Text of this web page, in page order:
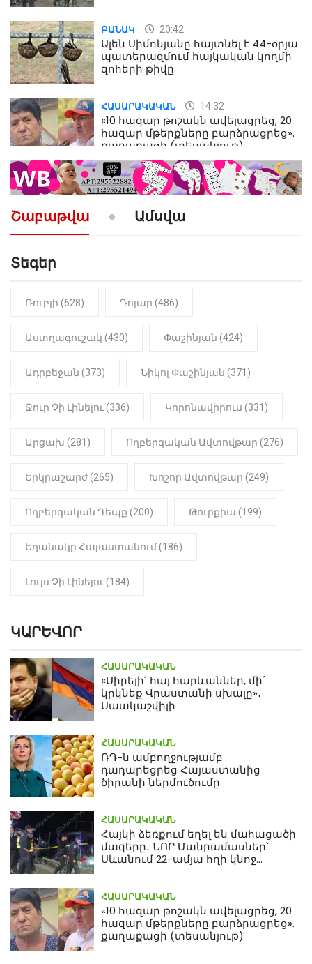
ԲԱՆԱԿ 20:42
Ալեն Սիմոնյանը հայտնել է 44-օրյա
պատերազմում հայկական կողմի
զոհերի թիվը
ՀԱՍԱՐԱԿԱԿԱՆ 14:32
«10 հազար թոշակն ավելացրեց, 20
հազար մթերքները բարձրացրեց».
քաղաքացի (տեսանյութ)
ՔԱՂԱՔԱԿԱՆ 10:52
«Լեզվիդ տալու փոխարեն
արտաբերիր այս երկու
նախադասությունը»․ Իշխան
Նիկոլ Փաշինյան
ԻՐԱԴԱՐՁԱՅԻՆ 22:01
մանկապղծության համար
մարմինը
Շաբաթվա Ամսվա
Տեգեր
Ռուբլի (628) Դոլար (486)
Աստղագուշակ (430) Փաշինյան (424)
Ադրբեջան (373) Նիկոլ Փաշինյան (371)
Ջուր Չի Լինելու (336) Կորոնավիրուս (331)
Արցախ (281) Ողբերգական Ավտովթար (276)
Երկրաշարժ (265) Խոշոր Ավտովթար (249)
Ողբերգական Դեպք (200) Թուրքիա (199)
Եղանակը Հայաստանում (186)
Լույս Չի Լինելու (184)
ԿԱՐԵՎՈՐ
ՀԱՍԱՐԱԿԱԿԱՆ
«Սիրելի՛ հայ հարևաններ, մի՛
կրկնեք Վրաստանի սխալը»․
Սաակաշվիլի
ՀԱՍԱՐԱԿԱԿԱՆ
ՌԴ-ն ամբողջությամբ
դադարեցրեց Հայաստանից
ծիրանի ներմուծումը
ՀԱՍԱՐԱԿԱԿԱՆ
Հայկի ձեռքում եղել են մահացածի
մազերը․ ՆՈՐ Մանրամասներ՝
Սևանում 22-ամյա հղի կնոջ
ՀԱՍԱՐԱԿԱԿԱՆ
«10 հազար թոշակն ավելացրեց, 20
հազար մթերքները բարձրացրեց».
քաղաքացի (տեսանյութ)